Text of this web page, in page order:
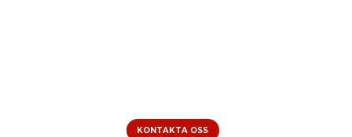
KONTAKTA OSS